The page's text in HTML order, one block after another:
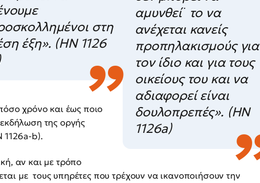
αμυνθεί˙ το να
ανέχεται κανείς
προπηλακισμούς για
τον ίδιο και για τους
οικείους του και να
αδιαφορεί είναι
δουλοπρεπές». (ΗΝ
1126a)
στη
έξη». (ΗΝ 1126
χρόνο και έως ποιο
της οργής
1126a-b).
αν και με τρόπο
με τους υπηρέτες που τρέχουν να ικανοποιήσουν την